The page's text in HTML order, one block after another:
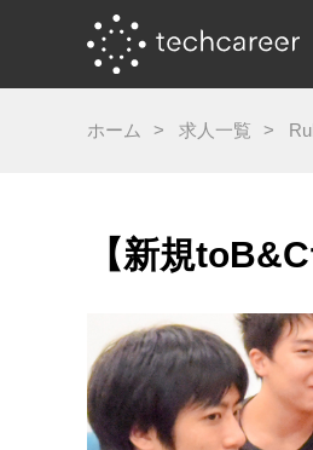
ホーム 求人一覧
【新規